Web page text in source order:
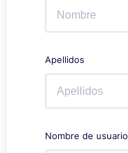
Apellidos
Nombre de usuario